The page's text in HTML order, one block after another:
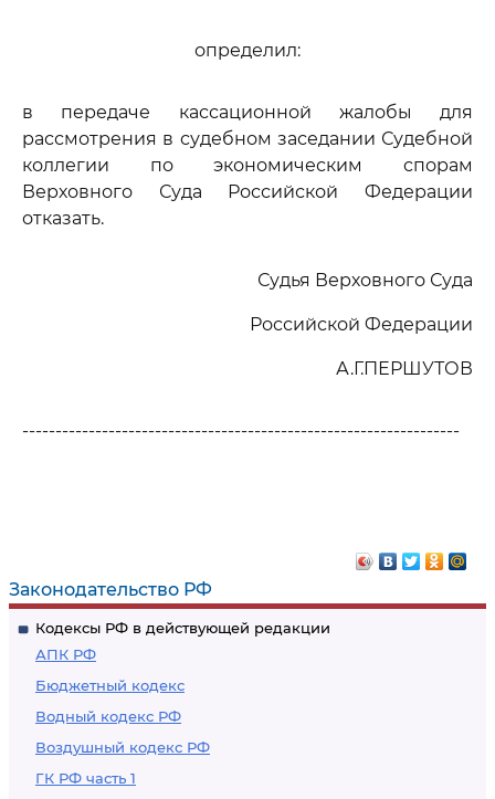
Законодательство РФ
Кодексы РФ в действующей редакции
АПК РФ
Бюджетный кодекс
Водный кодекс РФ
Воздушный кодекс РФ
ГК РФ часть 1
определил:
в передаче кассационной жалобы для
рассмотрения в судебном заседании Судебной
коллегии по экономическим спорам
Верховного Суда Российской Федерации
отказать.
Судья Верховного Суда
Российской Федерации
А.Г.ПЕРШУТОВ
------------------------------------------------------------------